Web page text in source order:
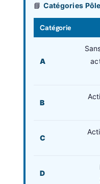
📘 Catégories
Catégorie
A
B
C
D